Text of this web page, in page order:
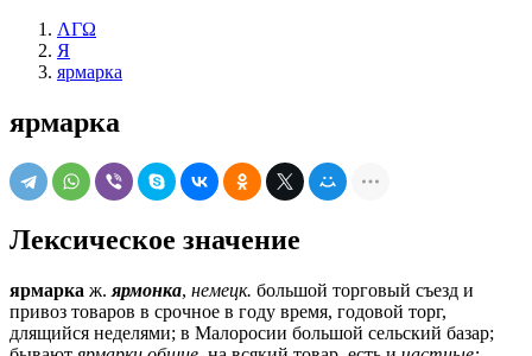
ΛΓΩ
Я
ярмарка
ярмарка
Лексическое значение
ярмарка ж. ярмонка, немецк. большой торговый съезд и
привоз товаров в срочное в году время, годовой торг,
длящийся неделями; в Малоросии большой сельский базар;